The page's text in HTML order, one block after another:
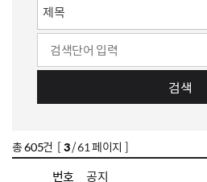
검색
총605건 [3/ 61 페이지 ]
번호
공지